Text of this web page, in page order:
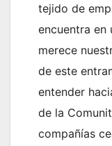
tejido de
encuentra en
merece
de este
entender
de la
compañías